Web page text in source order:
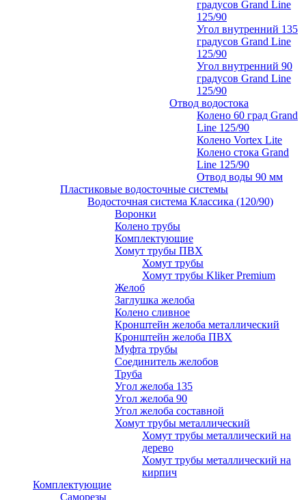
градусов Grand Line
125/90
Угол внутренний 135
градусов Grand Line
125/90
Угол внутренний 90
градусов Grand Line
125/90
Отвод водостока
Колено 60 град Grand
Line 125/90
Колено Vortex Lite
Колено стока Grand
Line 125/90
Отвод воды 90 мм
Пластиковые водосточные системы
Водосточная система Классика (120/90)
Воронки
Колено трубы
Комплектующие
Хомут трубы ПВХ
Хомут трубы
Хомут трубы Kliker Premium
Желоб
Заглушка желоба
Колено сливное
Кронштейн желоба металлический
Кронштейн желоба ПВХ
Муфта трубы
Соединитель желобов
Труба
Угол желоба 135
Угол желоба 90
Угол желоба составной
Хомут трубы металлический
Хомут трубы металлический на
дерево
Хомут трубы металлический на
кирпич
Комплектующие
Саморезы